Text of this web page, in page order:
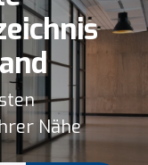
Nähe